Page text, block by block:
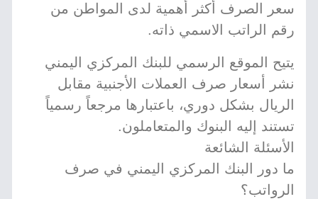
سعر الصرف أكثر أهمية لدى المواطن من
رقم الراتب الاسمي ذاته.
يتيح الموقع الرسمي للبنك المركزي اليمني
نشر أسعار صرف العملات الأجنبية مقابل
الريال بشكل دوري، باعتبارها مرجعاً رسمياً
تستند إليه البنوك والمتعاملون.
الأسئلة الشائعة
ما دور البنك المركزي اليمني في صرف
الرواتب؟